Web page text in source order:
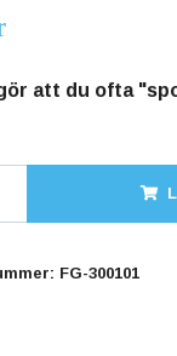
att du ofta
FG-300101